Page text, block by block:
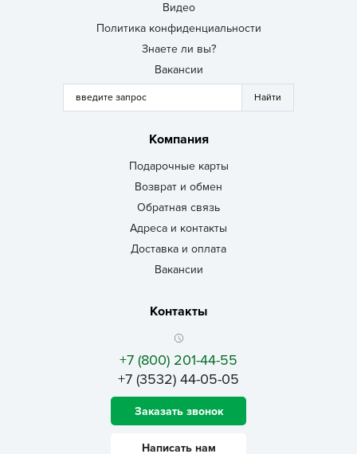
Видео
Политика конфиденциальности
Знаете ли вы?
Вакансии
Компания
Подарочные карты
Возврат и обмен
Обратная связь
Адреса и контакты
Доставка и оплата
Вакансии
Контакты
+7 (800) 201-44-55
+7 (3532) 44-05-05
Заказать звонок
Написать нам